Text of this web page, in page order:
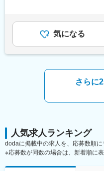
・製造設備等の修理対応
・工場ユーティリティー
ティユニット6名、設備
日本初の濾紙メーカーで
を誇り、ADVANTECブ
が製薬・食品・化粧品等
くく、事業が安定してい
程、年休124日、家族手
変更の範囲：会社の定める
月給(月額)は固定手当を
気になる
さらに
人気求人ランキング
dodaに掲載中の求人を、応募数順に
※応募数が同数の場合は、新着順に表